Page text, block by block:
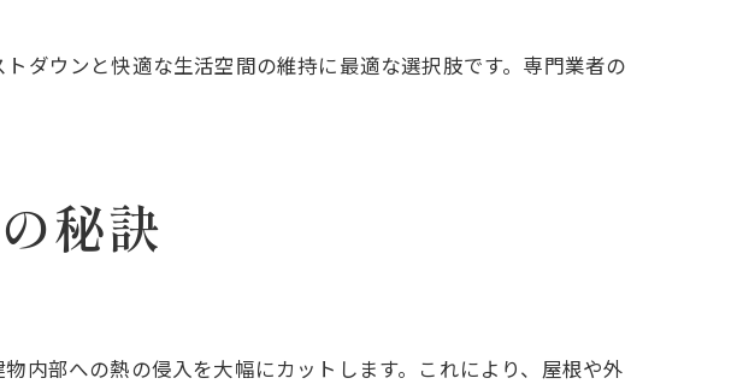
ダウンと快適な生活空間の維持に最適な選択肢です。専門業者の
秘訣
内部への熱の侵入を大幅にカットします。これにより、屋根や外